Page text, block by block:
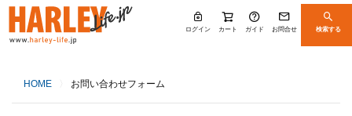
ログイン カート ガイド お問合せ 検索する
HOME お問い合わせフォーム